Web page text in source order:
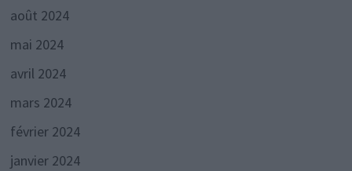
août 2024
mai 2024
avril 2024
mars 2024
février 2024
janvier 2024